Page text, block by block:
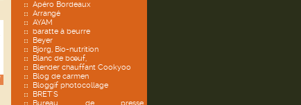
Apéro Bordeaux
Arrangé
AYAM
baratte à beurre
Beyer
Bjorg, Bio-nutrition
Blanc de bœuf,
Blender chauffant Cookyoo
Blog de carmen
Bloggif photocollage
BRET'S